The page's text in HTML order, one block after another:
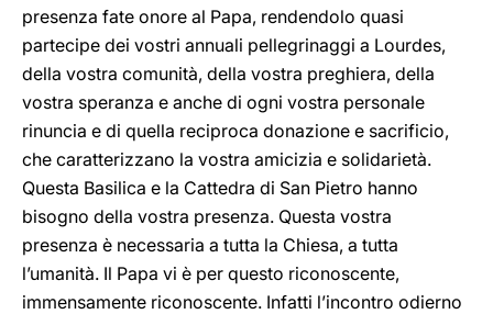
presenza fate onore al Papa, rendendolo quasi
partecipe dei vostri annuali pellegrinaggi a Lourdes,
della vostra comunità, della vostra preghiera, della
vostra speranza e anche di ogni vostra personale
rinuncia e di quella reciproca donazione e sacrificio,
che caratterizzano la vostra amicizia e solidarietà.
Questa Basilica e la Cattedra di San Pietro hanno
bisogno della vostra presenza. Questa vostra
presenza è necessaria a tutta la Chiesa, a tutta
l’umanità. Il Papa vi è per questo riconoscente,
immensamente riconoscente. Infatti l’incontro odierno